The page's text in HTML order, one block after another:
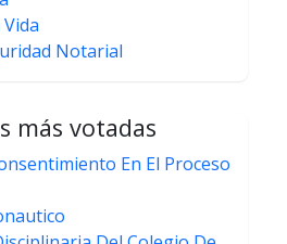
Notarial
más votadas
En El Proceso